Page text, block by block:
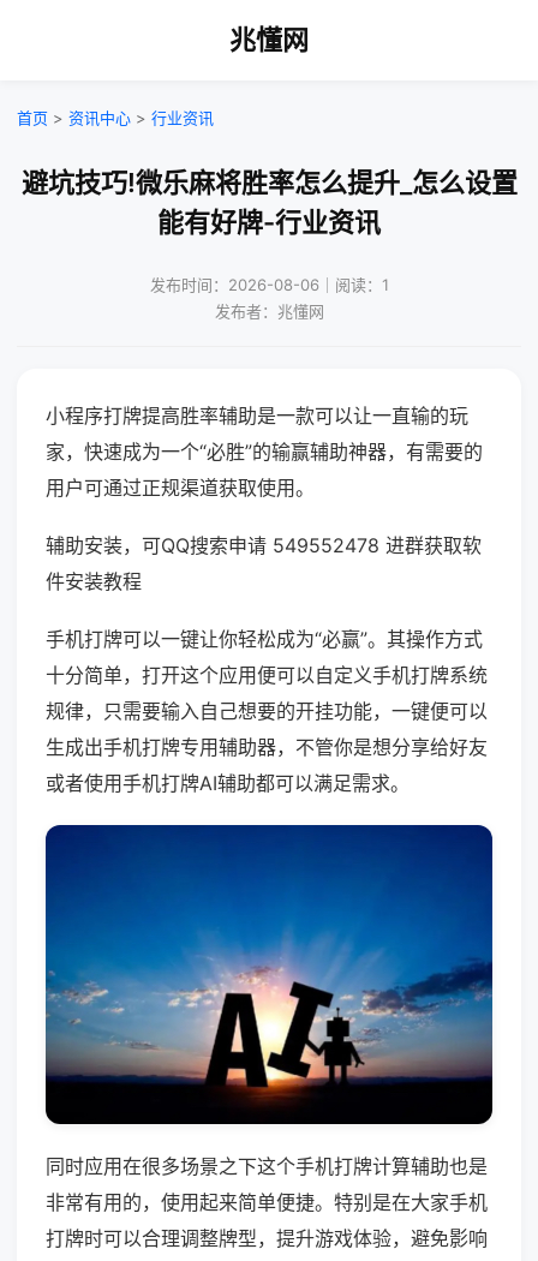
兆懂网
首页 > 资讯中心 > 行业资讯
避坑技巧!微乐麻将胜率怎么提升_怎么设置
能有好牌-行业资讯
发布时间：2026-08-06｜阅读：1
发布者：兆懂网
小程序打牌提高胜率辅助是一款可以让一直输的玩
家，快速成为一个“必胜”的输赢辅助神器，有需要的
用户可通过正规渠道获取使用。
辅助安装，可QQ搜索申请 549552478 进群获取软
件安装教程
手机打牌可以一键让你轻松成为“必赢”。其操作方式
十分简单，打开这个应用便可以自定义手机打牌系统
规律，只需要输入自己想要的开挂功能，一键便可以
生成出手机打牌专用辅助器，不管你是想分享给好友
或者使用手机打牌AI辅助都可以满足需求。
同时应用在很多场景之下这个手机打牌计算辅助也是
非常有用的，使用起来简单便捷。特别是在大家手机
打牌时可以合理调整牌型，提升游戏体验，避免影响